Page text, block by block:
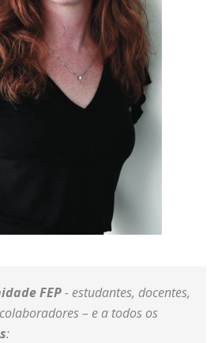
FEP- estudantes, docentes,
– e a todos os
: